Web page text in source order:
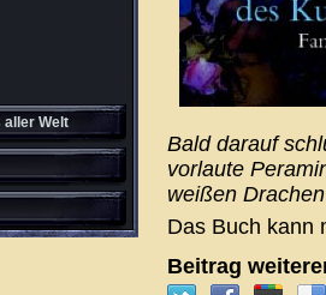
aller Welt
Bald darauf
vorlaute
weißen
Das Buch kann
Beitrag